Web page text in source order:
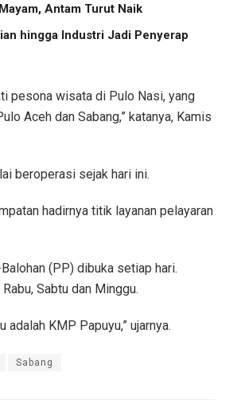
Antam Turut Naik
hingga Industri Jadi Penyerap
pesona wisata di Pulo Nasi, yang
Aceh dan Sabang,” katanya, Kamis
beroperasi sejak hari ini.
hadirnya titik layanan pelayaran
(PP) dibuka setiap hari.
Sabtu dan Minggu.
KMP Papuyu,” ujarnya.
Sabang